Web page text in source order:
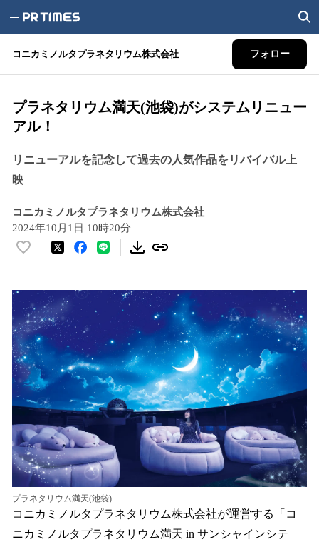
コニカミノルタプラネタリウム株式会社 フォロー
プラネタリウム満天(池袋)がシステムリニュー
アル！
リニューアルを記念して過去の人気作品をリバイバル上
映
コニカミノルタプラネタリウム株式会社
2024年10月1日 10時20分
い
！
数
を
読
み
込
み
中
す
プラネタリウム満天(池袋)
コニカミノルタプラネタリウム株式会社が運営する「コ
ニカミノルタプラネタリウム満天 in サンシャインシテ